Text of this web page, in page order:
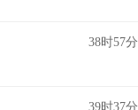
38时57分
39时37分